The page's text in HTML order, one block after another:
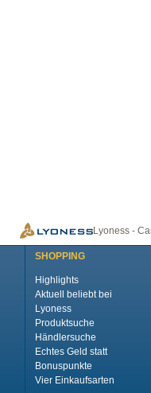
Lyoness -
SHOPPING
Highlights
Aktuell beliebt bei
Lyoness
Produktsuche
Händlersuche
Echtes Geld statt
Bonuspunkte
Vier Einkaufsarten